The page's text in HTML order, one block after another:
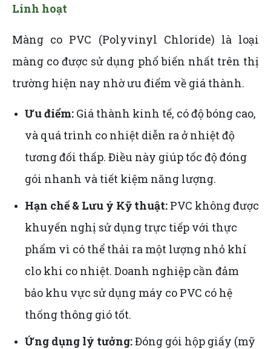
Linh hoạt
Màng co PVC (Polyvinyl Chloride) là loại
màng co được sử dụng phổ biến nhất trên thị
trường hiện nay nhờ ưu điểm về giá thành.
Ưu điểm: Giá thành kinh tế, có độ bóng cao,
và quá trình co nhiệt diễn ra ở nhiệt độ
tương đối thấp. Điều này giúp tốc độ đóng
gói nhanh và tiết kiệm năng lượng.
Hạn chế & Lưu ý Kỹ thuật: PVC không được
khuyến nghị sử dụng trực tiếp với thực
phẩm vì có thể thải ra một lượng nhỏ khí
clo khi co nhiệt. Doanh nghiệp cần đảm
bảo khu vực sử dụng máy co PVC có hệ
thống thông gió tốt.
Ứng dụng lý tưởng:Đóng gói hộp giấy (mỹ